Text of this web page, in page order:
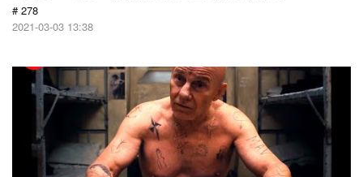
# 278
2021-03-03 13:38